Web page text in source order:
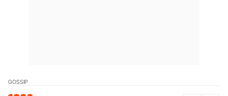
GOSSIP